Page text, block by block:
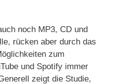
noch MP3, CD und
rücken aber durch das
zum
und Spotify immer
zeigt die Studie,